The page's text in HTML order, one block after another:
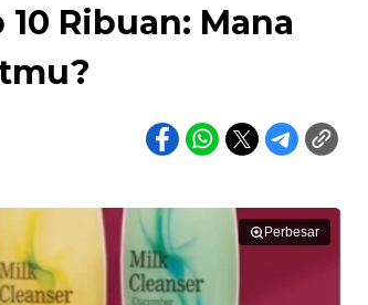
Ribuan: Mana
Perbesar